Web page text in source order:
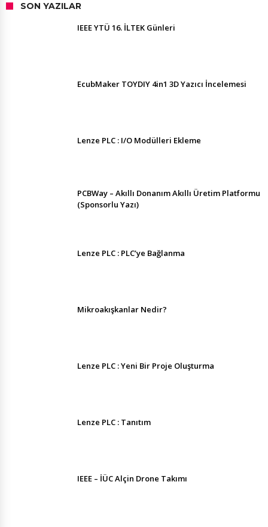
SON YAZILAR
IEEE YTÜ 16. İLTEK Günleri
EcubMaker TOYDIY 4in1 3D Yazıcı İncelemesi
Lenze PLC : I/O Modülleri Ekleme
PCBWay – Akıllı Donanım Akıllı Üretim Platformu
(Sponsorlu Yazı)
Lenze PLC : PLC’ye Bağlanma
Mikroakışkanlar Nedir?
Lenze PLC : Yeni Bir Proje Oluşturma
Lenze PLC : Tanıtım
IEEE – İÜC Alçin Drone Takımı